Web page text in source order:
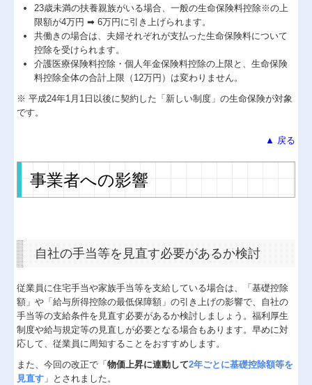
23歳未満の扶養親族がいる場合、一般の生命保険料控除※の上
限額が4万円 ➡ 6万円に引き上げられます。
共働きの場合は、夫婦それぞれが支払った生命保険料について
控除を受けられます。
介護医療保険料控除・個人年金保険料控除の上限と、生命保険
料控除全体の合計上限（12万円）は変わりません。
※ 平成24年1月1日以後に契約した「新しい制度」の生命保険が対象
です。
▲ 戻る
事業者への影響
自社の手当等を見直す必要があるか検討
従業員に住宅手当や家族手当等を支給している場合は、「基礎控除
額」や「給与所得控除の最低保障額」の引き上げの影響で、自社の
手当等の支給条件を見直す必要があるか検討しましょう。福利厚生
制度や給与規定等の見直しが必要となる場合もあります。早めに対
応して、従業員に周知することをおすすめします。
また、今回の改正で「物価上昇に連動して2年ごとに基礎控除額等を
見直す 」とされました。